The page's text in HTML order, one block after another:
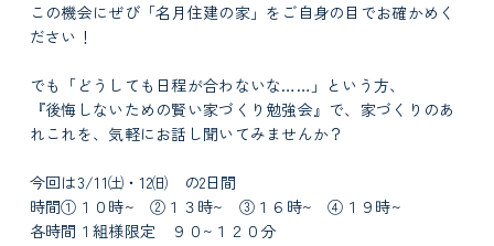
この機会にぜび「名月住建の家」をご自身の目でお確かめく
ださい！
でも「どうしても日程が合わないな……」という方、
『後悔しないための賢い家づくり勉強会』で、家づくりのあ
れこれを、気軽にお話し聞いてみませんか？
今回は3/11㈯・12㈰ の2日間
時間①１０時~ ②１３時~ ③１６時~ ④１９時~
各時間１組様限定 ９０~１２０分